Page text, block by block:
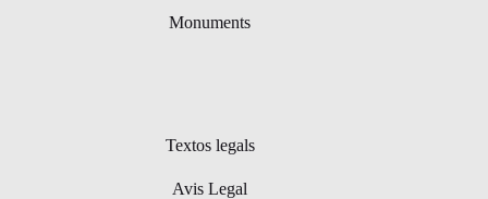
Monuments
Textos legals
Avis Legal